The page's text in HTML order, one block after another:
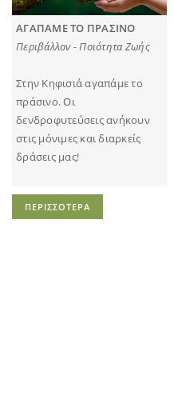
ΑΓΑΠΑΜΕ ΤΟ ΠΡΑΣΙΝΟ
Περιβάλλον - Ποιότητα Ζωής
Στην Κηφισιά αγαπάμε το
πράσινο. Οι
δενδροφυτεύσεις ανήκουν
στις μόνιμες και διαρκείς
δράσεις μας!
ΠΕΡΙΣΣΟΤΕΡΑ